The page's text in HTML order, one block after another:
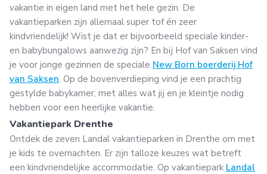
vakantie in eigen land met het hele gezin. De
vakantieparken zijn allemaal super tof én zeer
kindvriendelijk! Wist je dat er bijvoorbeeld speciale kinder-
en babybungalows aanwezig zijn? En bij Hof van Saksen vind
je voor jonge gezinnen de speciale New Born boerderij Hof
van Saksen. Op de bovenverdieping vind je een prachtig
gestylde babykamer, met alles wat jij en je kleintje nodig
hebben voor een heerlijke vakantie.
Vakantiepark Drenthe
Ontdek de zeven Landal vakantieparken in Drenthe om met
je kids te overnachten. Er zijn talloze keuzes wat betreft
een kindvriendelijke accommodatie. Op vakantiepark Landal